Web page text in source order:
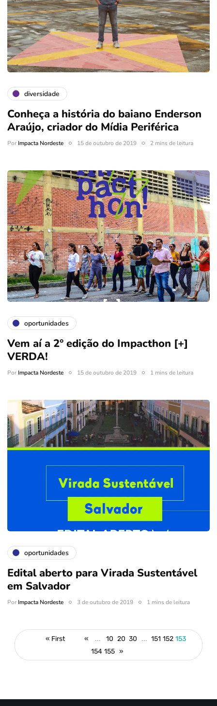
diversidade
Conheça a história do baiano Enderson
Araújo, criador do Mídia Periférica
PorImpacta Nordeste 15 de outubro de 2019 2 mins de leitura
oportunidades
Vem aí a 2° edição do Impacthon [+]
VERDA!
PorImpacta Nordeste 15 de outubro de 2019 1 mins de leitura
oportunidades
Edital aberto para Virada Sustentável
em Salvador
PorImpacta Nordeste 3 de outubro de 2019 1 mins de leitura
« First « ... 10 20 30 ... 151 152 153
154 155 »